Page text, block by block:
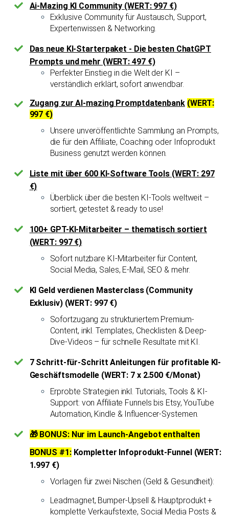
Ai-Mazing KI Community (WERT: 997 €)
Exklusive Community für Austausch, Support,
Expertenwissen & Networking.
Das neue KI-Starterpaket - Die besten ChatGPT
Prompts und mehr (WERT: 497 €)
Perfekter Einstieg in die Welt der KI –
verständlich erklärt, sofort anwendbar.
Zugang zur AI-mazing Promptdatenbank (WERT:
997 €)
Unsere unveröffentlichte Sammlung an Prompts,
die für dein Affiliate, Coaching oder Infoprodukt
Business genutzt werden können.
Liste mit über 600 KI-Software Tools (WERT: 297
€)
Überblick über die besten KI-Tools weltweit –
sortiert, getestet & ready to use!
100+ GPT-KI-Mitarbeiter – thematisch sortiert
(WERT: 997 €)
Sofort nutzbare KI-Mitarbeiter für Content,
Social Media, Sales, E-Mail, SEO & mehr.
KI Geld verdienen Masterclass (Community
Exklusiv) (WERT: 997 €)
Sofortzugang zu strukturiertem Premium-
Content, inkl. Templates, Checklisten & Deep-
Dive-Videos – für schnelle Resultate mit KI.
7 Schritt-für-Schritt Anleitungen für profitable KI-
Geschäftsmodelle (WERT: 7 x 2.500 €/Monat)
Erprobte Strategien inkl. Tutorials, Tools & KI-
Support: von Affiliate Funnels bis Etsy, YouTube
Automation, Kindle & Influencer-Systemen.
🎁 BONUS: Nur im Launch-Angebot enthalten
BONUS #1: Kompletter Infoprodukt-Funnel (WERT:
1.997 €)
Vorlagen für zwei Nischen (Geld & Gesundheit):
Leadmagnet, Bumper-Upsell & Hauptprodukt +
komplette Verkaufstexte, Social Media Posts &